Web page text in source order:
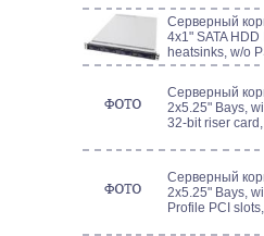
Серверный
4x1" SATA
heatsinks, w/o
Серверный
2x5.25" Bays,
32-bit riser
Серверный
2x5.25" Bays,
Profile PCI